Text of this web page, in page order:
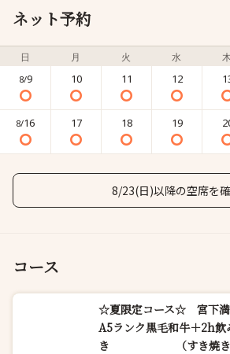
ネット予約
日 月 火 水 木
8/9 10 11 12
8/16 17 18 19
8/23(日)以降の空席を
コース
☆夏限定コース☆ 宮下満
A5ランク黒毛和牛＋2h飲
き （すき焼きor